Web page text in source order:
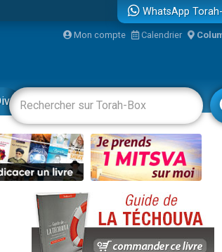
WhatsApp
Mon compte Calendrier
Livres Rabbanim